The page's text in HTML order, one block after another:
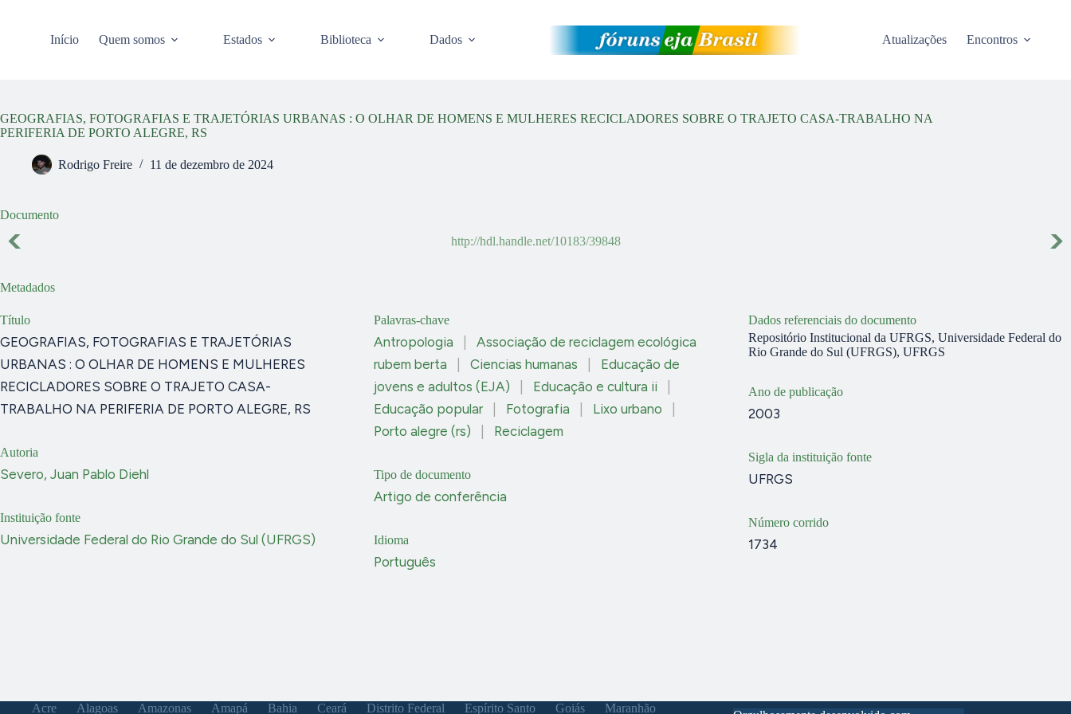
Início Quem somos Estados Biblioteca Dados Atualizações Encontros
GEOGRAFIAS, FOTOGRAFIAS E TRAJETÓRIAS URBANAS : O OLHAR DE HOMENS E MULHERES RECICLADORES SOBRE O TRAJETO CASA-TRABALHO NA
PERIFERIA DE PORTO ALEGRE, RS
Rodrigo Freire 11 de dezembro de 2024
Documento
http://hdl.handle.net/10183/39848
Metadados
Título
GEOGRAFIAS, FOTOGRAFIAS E TRAJETÓRIAS
URBANAS : O OLHAR DE HOMENS E MULHERES
RECICLADORES SOBRE O TRAJETO CASA-
TRABALHO NA PERIFERIA DE PORTO ALEGRE, RS
Autoria
Severo, Juan Pablo Diehl
Instituição fonte
Universidade Federal do Rio Grande do Sul (UFRGS)
Palavras-chave
Antropologia
Associação de reciclagem ecológica
rubem berta
Ciencias humanas
Educação de
jovens e adultos (EJA)
Educação e cultura ii
Educação popular
Fotografia Lixo urbano
Porto alegre (rs)
Reciclagem
Tipo de documento
Artigo de conferência
Idioma
Português
Dados referenciais do documento
Repositório Institucional da UFRGS, Universidade Federal do
Rio Grande do Sul (UFRGS), UFRGS
Ano de publicação
2003
Sigla da instituição fonte
UFRGS
Número corrido
1734
Acre Alagoas Amazonas Amapá Bahia Ceará Distrito Federal Espírito Santo Goiás Maranhão